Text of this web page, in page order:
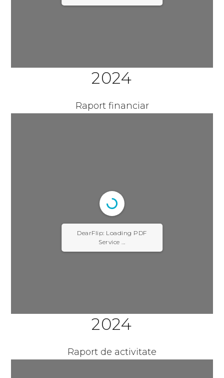
2024
Raport financiar
DearFlip: Loading PDF
Service ...
2024
Raport de activitate